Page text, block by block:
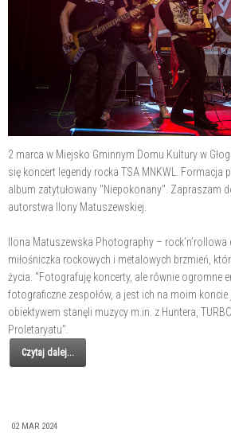
2 marca w Miejsko Gminnym Domu Kultury w
się koncert legendy rocka TSA MNKWL. Formacja
album zatytułowany "Niepokonany". Zapraszam
autorstwa Ilony Matuszewskiej.
Ilona Matuszewska Photography –
miłośniczka rockowych i metalowych brzmień,
życia. "Fotografuję koncerty, ale równie ogromne
fotograficzne zespołów, a jest ich na moim
obiektywem stanęli muzycy m.in. z Huntera,
Proletaryatu".
Czytaj dalej...
02 MAR 2024